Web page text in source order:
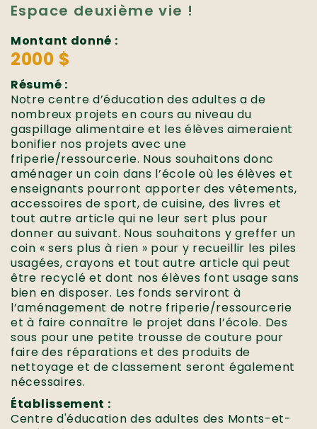
Espace deuxième vie !
Montant donné :
2000 $
Résumé :
Notre centre d’éducation des adultes a de
nombreux projets en cours au niveau du
gaspillage alimentaire et les élèves aimeraient
bonifier nos projets avec une
friperie/ressourcerie. Nous souhaitons donc
aménager un coin dans l’école où les élèves et
enseignants pourront apporter des vêtements,
accessoires de sport, de cuisine, des livres et
tout autre article qui ne leur sert plus pour
donner au suivant. Nous souhaitons y greffer un
coin « sers plus à rien » pour y recueillir les piles
usagées, crayons et tout autre article qui peut
être recyclé et dont nos élèves font usage sans
bien en disposer. Les fonds serviront à
l’aménagement de notre friperie/ressourcerie
et à faire connaître le projet dans l’école. Des
sous pour une petite trousse de couture pour
faire des réparations et des produits de
nettoyage et de classement seront également
nécessaires.
Établissement :
Centre d'éducation des adultes des Monts-et-